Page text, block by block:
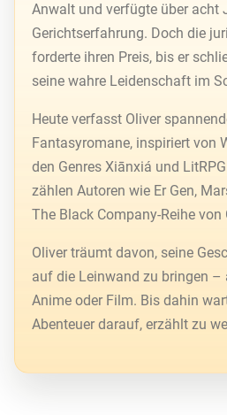
Anwalt und verfügte über acht
Gerichtserfahrung. Doch die
forderte ihren Preis, bis er
seine wahre Leidenschaft im
Heute verfasst Oliver
Fantasyromane, inspiriert von
den Genres Xiānxiá und
zählen Autoren wie Er Gen,
The Black Company-Reihe von
Oliver träumt davon, seine
auf die Leinwand zu bringen –
Anime oder Film. Bis dahin
Abenteuer darauf, erzählt zu